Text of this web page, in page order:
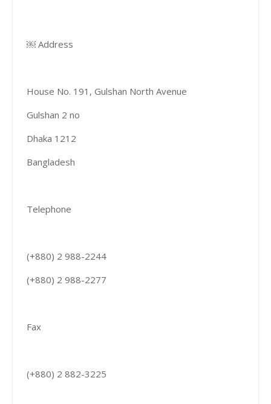
￼ Address
House No. 191, Gulshan North Avenue
Gulshan 2 no
Dhaka 1212
Bangladesh
Telephone
(+880) 2 988-2244
(+880) 2 988-2277
Fax
(+880) 2 882-3225